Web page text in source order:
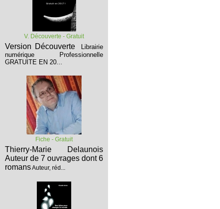
V. Découverte - Gratuit
Version Découverte
Librairie
numérique Professionnelle
GRATUITE EN 20...
Fiche - Gratuit
Thierry-Marie Delaunois
Auteur de 7 ouvrages dont 6
romansAuteur, réd...